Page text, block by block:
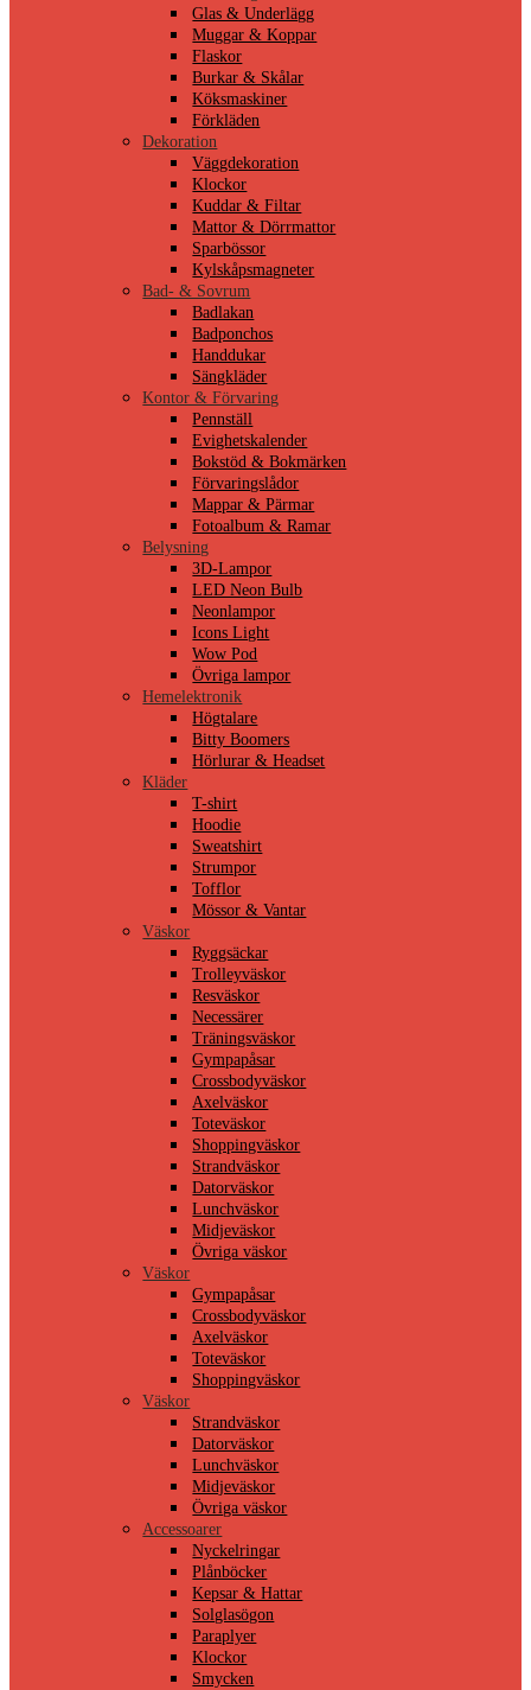
Glas & Underlägg
Muggar & Koppar
Flaskor
Burkar & Skålar
Köksmaskiner
Förkläden
Dekoration
Väggdekoration
Klockor
Kuddar & Filtar
Mattor & Dörrmattor
Sparbössor
Kylskåpsmagneter
Bad- & Sovrum
Badlakan
Badponchos
Handdukar
Sängkläder
Kontor & Förvaring
Pennställ
Evighetskalender
Bokstöd & Bokmärken
Förvaringslådor
Mappar & Pärmar
Fotoalbum & Ramar
Belysning
3D-Lampor
LED Neon Bulb
Neonlampor
Icons Light
Wow Pod
Övriga lampor
Hemelektronik
Högtalare
Bitty Boomers
Hörlurar & Headset
Kläder
T-shirt
Hoodie
Sweatshirt
Strumpor
Tofflor
Mössor & Vantar
Väskor
Ryggsäckar
Trolleyväskor
Resväskor
Necessärer
Träningsväskor
Gympapåsar
Crossbodyväskor
Axelväskor
Toteväskor
Shoppingväskor
Strandväskor
Datorväskor
Lunchväskor
Midjeväskor
Övriga väskor
Väskor
Gympapåsar
Crossbodyväskor
Axelväskor
Toteväskor
Shoppingväskor
Väskor
Strandväskor
Datorväskor
Lunchväskor
Midjeväskor
Övriga väskor
Accessoarer
Nyckelringar
Plånböcker
Kepsar & Hattar
Solglasögon
Paraplyer
Klockor
Smycken